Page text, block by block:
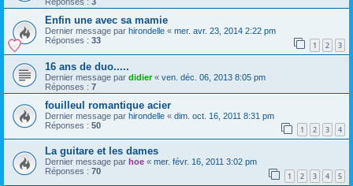
Enfin une avec sa mamie
Dernier message par hirondelle « mer. avr. 23, 2014 2:22 pm
Réponses : 33 1 2 3
16 ans de duo.....
Dernier message par didier« ven. déc. 06, 2013 8:05 pm
Réponses : 7
fouilleul romantique acier
Dernier message par hirondelle « dim. oct. 16, 2011 8:31 pm
Réponses : 50 1 2 3 4
La guitare et les dames
Dernier message par hoe « mer. févr. 16, 2011 3:02 pm
Réponses : 70 1 2 3 4 5